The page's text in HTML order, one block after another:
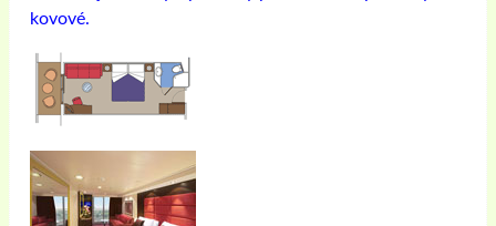
kovové.